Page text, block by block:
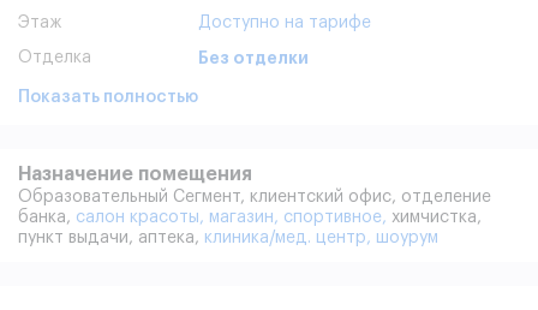
Этаж Доступно на тарифе
Отделка Без отделки
Показать полностью
Назначение помещения
Образовательный Сегмент, клиентский офис, отделение
банка, салон красоты, магазин, спортивное, химчистка,
пункт выдачи, аптека, клиника/мед. центр, шоурум